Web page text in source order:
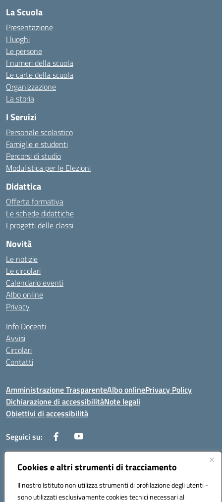
Cookies e altri strumenti di tracciamento
Il nostro Istituto non utilizza strumenti di profilazione degli utenti -
sono utilizzati esclusivamente cookies tecnici necessari al
La Scuola
Presentazione
I luoghi
Le persone
I numeri della scuola
Le carte della scuola
Organizzazione
La storia
I Servizi
Personale scolastico
Famiglie e studenti
Percorsi di studio
Modulistica per le Elezioni
Didattica
Offerta formativa
Le schede didattiche
I progetti delle classi
Novità
Le notizie
Le circolari
Calendario eventi
Albo online
Privacy
Info Docenti
Avvisi
Circolari
Contatti
Amministrazione TrasparenteAlbo onlinePrivacy Policy
Dichiarazione di accessibilitàNote legali
Obiettivi di accessibilità
Seguici su:
Corso Roma, 1 71100 FOGGIA (FG)
Codice meccanografico: FGPM03000E